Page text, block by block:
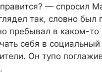
— спросил
так, словно был
пребывал в каком-
себя в
Он тупо